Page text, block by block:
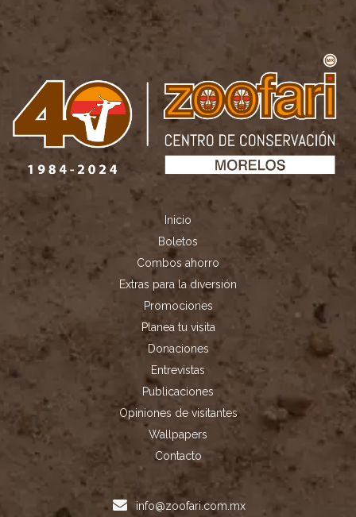
info@zoofari.com.mx
Inicio
Boletos
Combos ahorro
Extras para la diversión
Promociones
Planea tu visita
Donaciones
Entrevistas
Publicaciones
Opiniones de visitantes
Wallpapers
Contacto